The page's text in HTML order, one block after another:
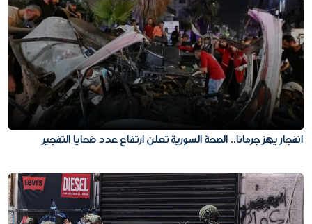
انفجار يهز جرمانا.. الصحة السورية تعلن ارتفاع عدد ضحايا التفجير